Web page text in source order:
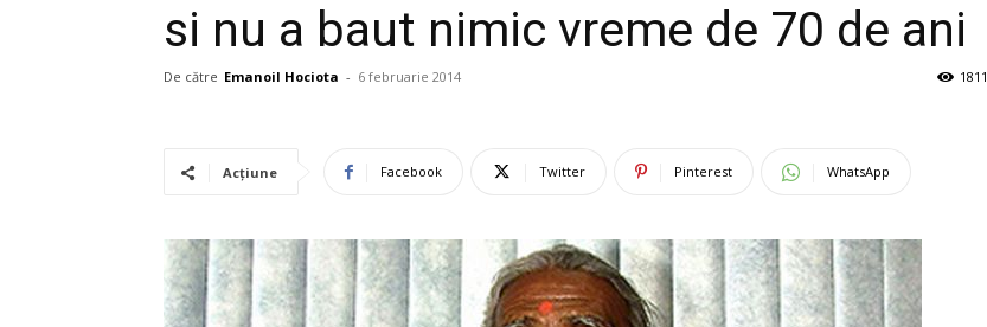
si nu a baut nimic vreme de 70 de ani
De către Emanoil Hociota - 6 februarie 2014 1811
Acțiune Facebook Twitter Pinterest WhatsApp